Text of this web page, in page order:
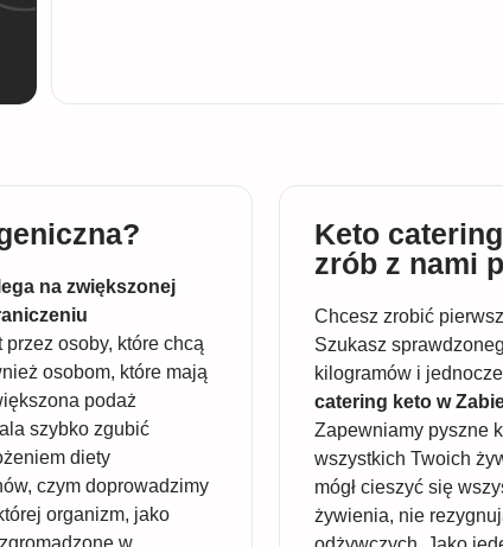
na zwiększonej
osoby, które chcą
osobom, które mają
podaż
szybko zgubić
diety
czym doprowadzimy
organizm, jako
w
Keto
zrób z nami
Chcesz zrobić
Szukasz
kilogramów i
catering keto w
Zapewniamy pyszne
wszystkich Twoich
mógł cieszyć się
żywienia, nie